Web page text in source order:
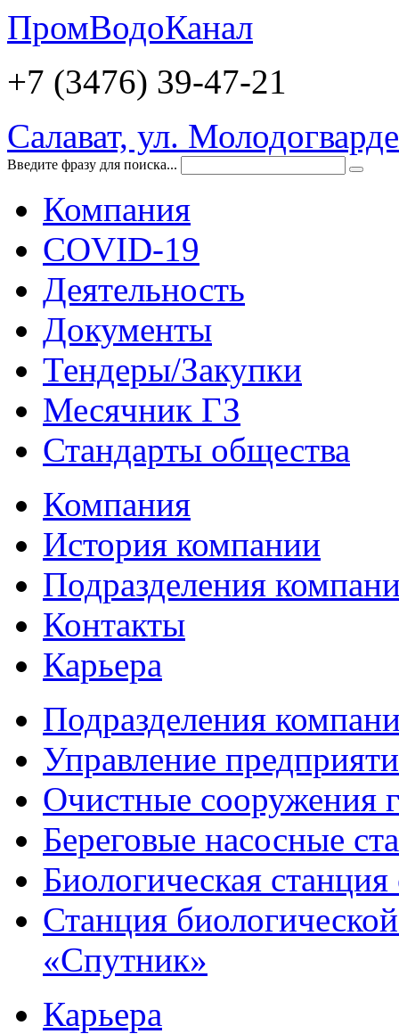
ПромВодоКанал
+7 (3476) 39-47-21
Салават, ул.
Введите фразу для поиска...
Компания
COVID-19
Деятельность
Документы
Тендеры/Закупки
Месячник ГЗ
Стандарты общества
Компания
История компании
Подразделения
Контакты
Карьера
Подразделения
Управление
Очистные сооружения
Береговые насосные
Биологическая
Станция
«Спутник»
Карьера